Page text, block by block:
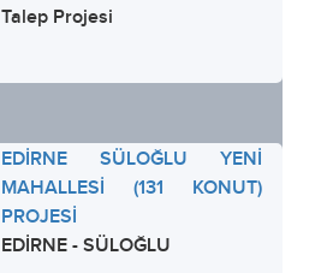
Talep Projesi
EDİRNE SÜLOĞLU YENİ
MAHALLESİ (131 KONUT)
PROJESİ
EDİRNE - SÜLOĞLU